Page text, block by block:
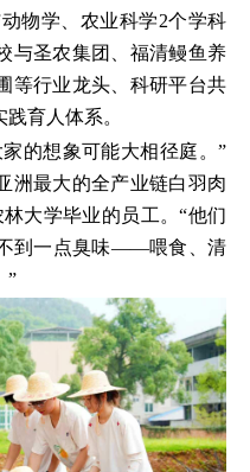
物学、农业科学2个学科
与圣农集团、福清鳗鱼养
等行业龙头、科研平台共
育人体系。
的想象可能大相径庭。”
洲最大的全产业链白羽肉
大学毕业的员工。“他们
到一点臭味——喂食、清
”